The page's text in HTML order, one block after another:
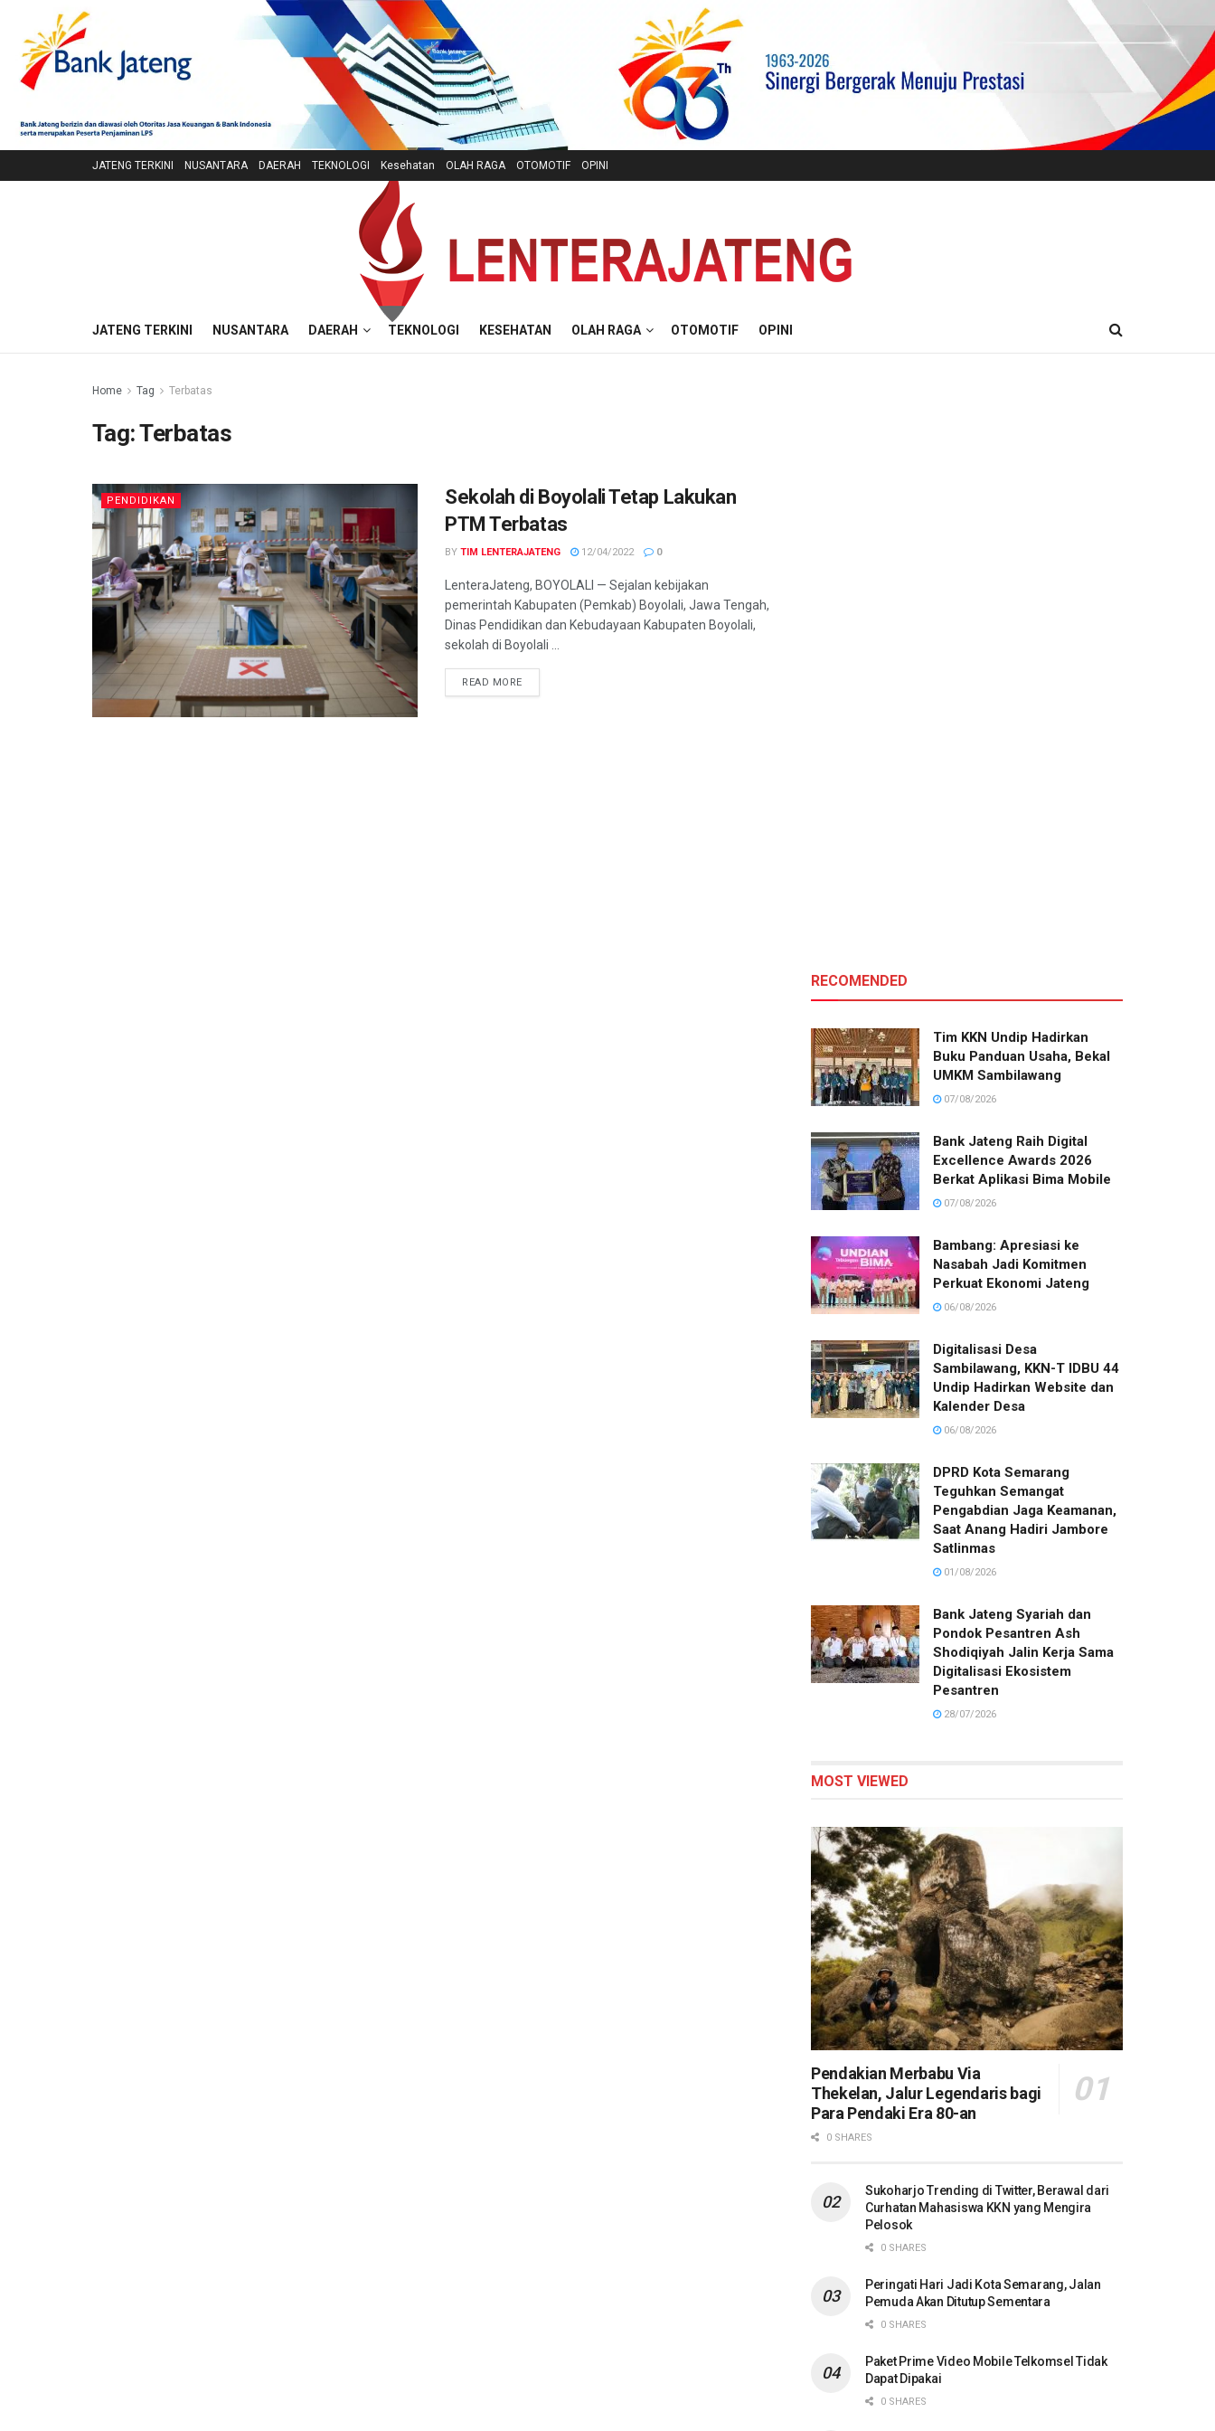
JATENG TERKINI NUSANTARA DAERAH TEKNOLOGI Kesehatan OLAH RAGA OTOMOTIF OPINI
JATENG TERKINI NUSANTARA DAERAH TEKNOLOGI KESEHATAN OLAH RAGA OTOMOTIF OPINI
Home Tag Terbatas
Tag:Terbatas
PENDIDIKAN
Sekolah di Boyolali Tetap Lakukan
PTM Terbatas
BY TIM LENTERAJATENG 12/04/2022 0
LenteraJateng, BOYOLALI — Sejalan kebijakan
pemerintah Kabupaten (Pemkab) Boyolali, Jawa Tengah,
Dinas Pendidikan dan Kebudayaan Kabupaten Boyolali,
sekolah di Boyolali ...
READ MOREDETAILS
RECOMENDED
Tim KKN Undip Hadirkan
Buku Panduan Usaha, Bekal
UMKM Sambilawang
07/08/2026
Bank Jateng Raih Digital
Excellence Awards 2026
Berkat Aplikasi Bima Mobile
07/08/2026
Bambang: Apresiasi ke
Nasabah Jadi Komitmen
Perkuat Ekonomi Jateng
06/08/2026
Digitalisasi Desa
Sambilawang, KKN-T IDBU 44
Undip Hadirkan Website dan
Kalender Desa
06/08/2026
DPRD Kota Semarang
Teguhkan Semangat
Pengabdian Jaga Keamanan,
Saat Anang Hadiri Jambore
Satlinmas
01/08/2026
Bank Jateng Syariah dan
Pondok Pesantren Ash
Shodiqiyah Jalin Kerja Sama
Digitalisasi Ekosistem
Pesantren
28/07/2026
MOST VIEWED
Pendakian Merbabu Via
Thekelan, Jalur Legendaris bagi
Para Pendaki Era 80-an
0 SHARES
Sukoharjo Trending di Twitter, Berawal dari
Curhatan Mahasiswa KKN yang Mengira
Pelosok
0 SHARES
Peringati Hari Jadi Kota Semarang, Jalan
Pemuda Akan Ditutup Sementara
0 SHARES
Paket Prime Video Mobile Telkomsel Tidak
Dapat Dipakai
0 SHARES